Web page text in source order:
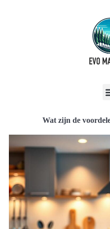
Wat zijn de